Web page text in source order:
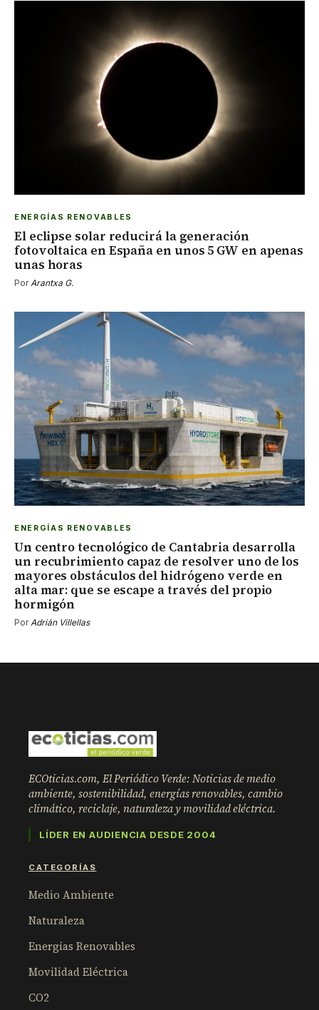
ENERGÍAS RENOVABLES
El eclipse solar reducirá la generación
fotovoltaica en España en unos 5 GW en apenas
unas horas
PorArantxa G.
ENERGÍAS RENOVABLES
Un centro tecnológico de Cantabria desarrolla
un recubrimiento capaz de resolver uno de los
mayores obstáculos del hidrógeno verde en
alta mar: que se escape a través del propio
hormigón
PorAdrián Villellas
ECOticias.com, El Periódico Verde: Noticias de medio
ambiente, sostenibilidad, energías renovables, cambio
climático, reciclaje, naturaleza y movilidad eléctrica.
LÍDER EN AUDIENCIA DESDE 2004
CATEGORÍAS
Medio Ambiente
Naturaleza
Energías Renovables
Movilidad Eléctrica
CO2